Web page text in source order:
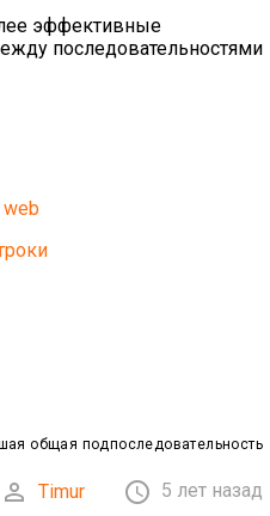
эффективные
последовательностями
общая подпоследовательность
 Timur  5 лет назад